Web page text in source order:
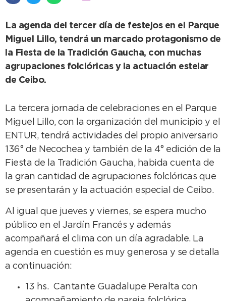
La agenda del tercer día de festejos en el Parque
Miguel Lillo, tendrá un marcado protagonismo de
la Fiesta de la Tradición Gaucha, con muchas
agrupaciones folclóricas y la actuación estelar
de Ceibo.
La tercera jornada de celebraciones en el Parque
Miguel Lillo, con la organización del municipio y el
ENTUR, tendrá actividades del propio aniversario
136° de Necochea y también de la 4° edición de la
Fiesta de la Tradición Gaucha, habida cuenta de
la gran cantidad de agrupaciones folclóricas que
se presentarán y la actuación especial de Ceibo.
Al igual que jueves y viernes, se espera mucho
público en el Jardín Francés y además
acompañará el clima con un día agradable. La
agenda en cuestión es muy generosa y se detalla
a continuación:
13 hs. Cantante Guadalupe Peralta con